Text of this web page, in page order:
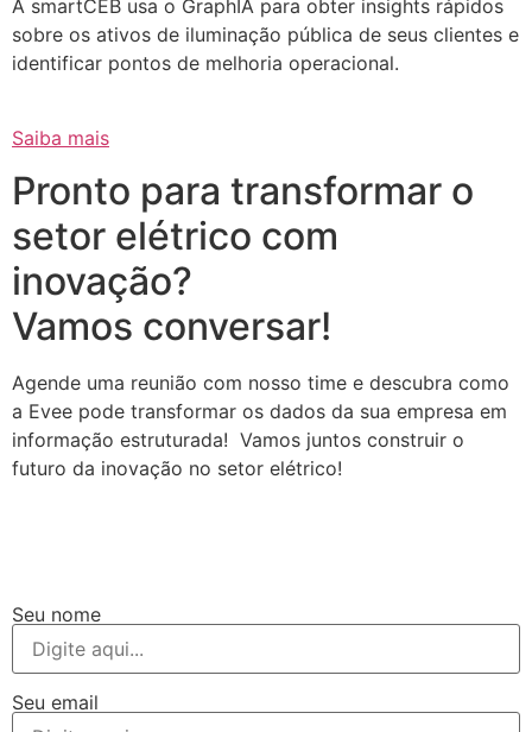
A smartCEB usa o GraphIA para obter insights rápidos
sobre os ativos de iluminação pública de seus clientes e
identificar pontos de melhoria operacional.
Saiba mais
Pronto para transformar o
setor elétrico com
inovação?
Vamos conversar!
Agende uma reunião com nosso time e descubra como
a Evee pode transformar os dados da sua empresa em
informação estruturada! Vamos juntos construir o
futuro da inovação no setor elétrico!
Seu nome
Seu email